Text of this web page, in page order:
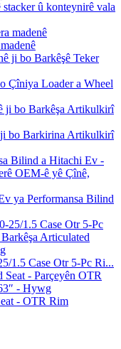
û konteynirê vala
Çîniya Loader a Wheel
bo Barkirina Artikulkirî
ya Performansa Bilind
1.5 Case Otr 5-Pc Ri...
- OTR Rim